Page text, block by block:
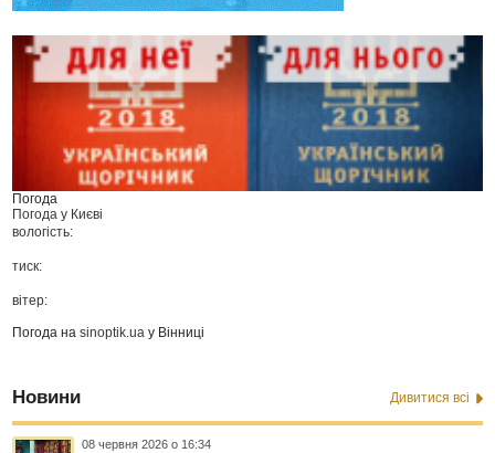
Погода
Погода у Києві
вологість:
тиск:
вітер:
Погода наsinoptik.ua у Вінниці
Новини Дивитися всі
08 червня 2026 о 16:34